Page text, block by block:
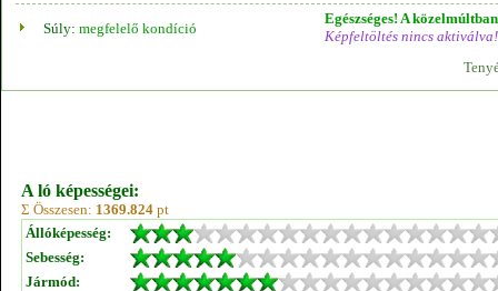
Súly: megfelelő kondíció
Egészséges! A
Képfeltöltés nincs aktiválva!
A ló képességei:
Σ Összesen: 1369.824 pt
Állóképesség:
Sebesség:
Jármód: